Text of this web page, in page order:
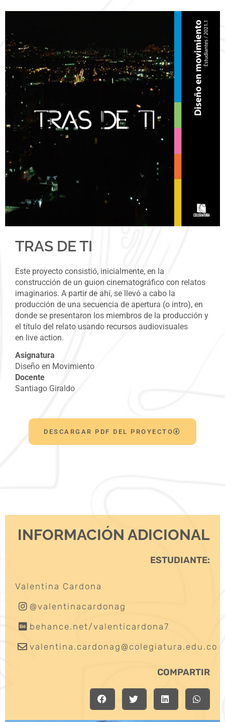
TRAS DE TI
Este proyecto consistió, inicialmente, en la
construcción de un guion cinematográfico con relatos
imaginarios. A partir de ahí, se llevó a cabo la
producción de una secuencia de apertura (o intro), en
donde se presentaron los miembros de la producción y
el título del relato usando recursos audiovisuales
en live action.
Asignatura
Diseño en Movimiento
Docente
Santiago Giraldo
DESCARGAR PDF DEL PROYECTO
INFORMACIÓN ADICIONAL
ESTUDIANTE:
Valentina Cardona
@valentinacardonag
behance.net/valenticardona7
valentina.cardonag@colegiatura.edu.co
COMPARTIR